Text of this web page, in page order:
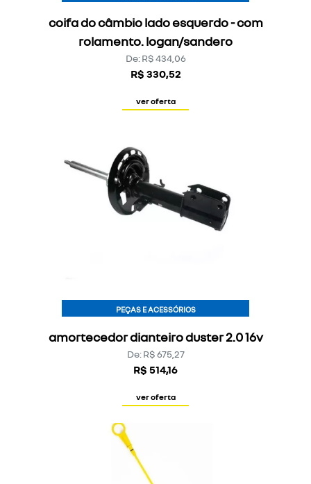
coifa do câmbio lado esquerdo - com
rolamento. logan/sandero
De: R$ 434,06
R$ 330,52
ver oferta
amortecedor dianteiro duster 2.0 16v
PEÇAS E ACESSÓRIOS
De: R$ 675,27
R$ 514,16
ver oferta